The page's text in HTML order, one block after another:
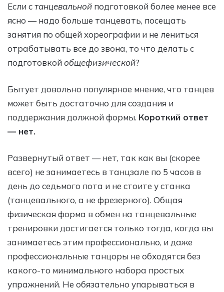
Если станцевальной подготовкой более менее все
ясно — надо больше танцевать, посещать
занятия по общей хореографии и не лениться
отрабатывать все до звона, то что делать с
подготовкой общефизической?
Бытует довольно популярное мнение, что танцев
может быть достаточно для создания и
поддержания должной формы. Короткий ответ
— нет.
Развернутый ответ — нет, так как вы (скорее
всего) не занимаетесь в танцзале по 5 часов в
день до седьмого пота и не стоите у станка
(танцевального, а не фрезерного). Общая
физическая форма в обмен на танцевальные
тренировки достигается только тогда, когда вы
занимаетесь этим профессионально, и даже
профессиональные танцоры не обходятся без
какого-то минимального набора простых
упражнений. Не обязательно упарываться в